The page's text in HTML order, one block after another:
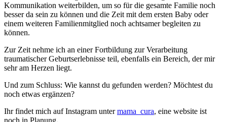
Kommunikation weiterbilden, um so für die gesamte Familie noch
besser da sein zu können und die Zeit mit dem ersten Baby oder
einem weiteren Familienmitglied noch achtsamer begleiten zu
können.
Zur Zeit nehme ich an einer Fortbildung zur Verarbeitung
traumatischer Geburtserlebnisse teil, ebenfalls ein Bereich, der mir
sehr am Herzen liegt.
Und zum Schluss: Wie kannst du gefunden werden? Möchtest du
noch etwas ergänzen?
Ihr findet mich auf Instagram untermama_cura, eine website ist
noch in Planung.